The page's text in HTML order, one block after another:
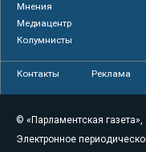
Мнения
Медиацентр
Колумнисты
Контакты Реклама
© «Парламентская газета»,
Электронное